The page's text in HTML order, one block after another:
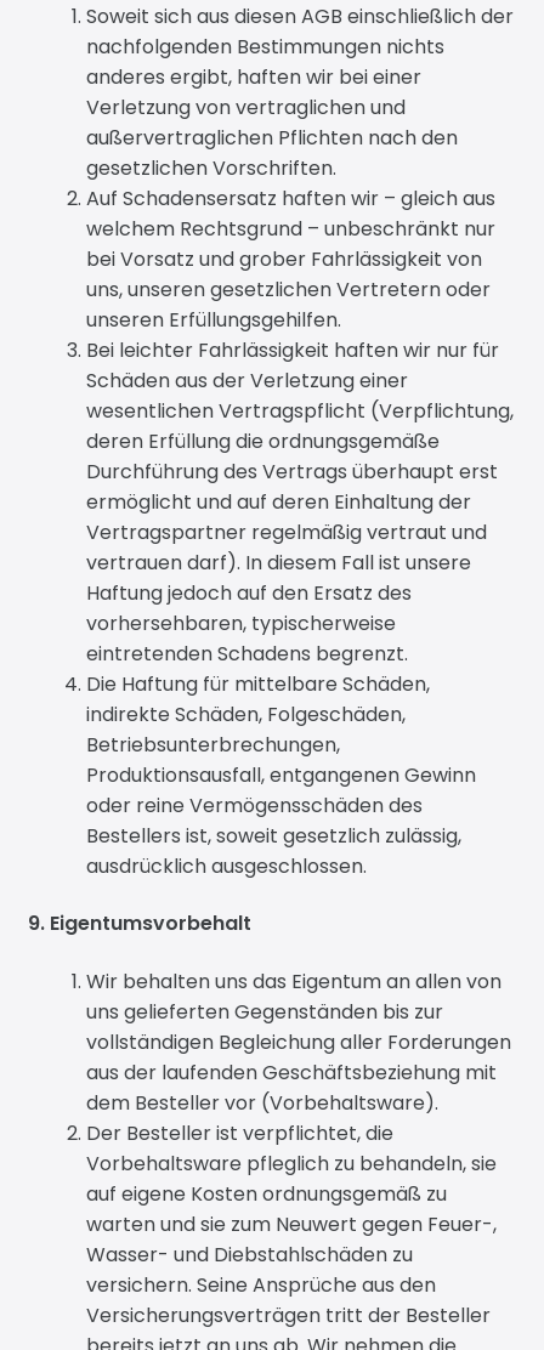
Soweit sich aus diesen AGB einschließlich der
nachfolgenden Bestimmungen nichts
anderes ergibt, haften wir bei einer
Verletzung von vertraglichen und
außervertraglichen Pflichten nach den
gesetzlichen Vorschriften.
Auf Schadensersatz haften wir – gleich aus
welchem Rechtsgrund – unbeschränkt nur
bei Vorsatz und grober Fahrlässigkeit von
uns, unseren gesetzlichen Vertretern oder
unseren Erfüllungsgehilfen.
Bei leichter Fahrlässigkeit haften wir nur für
Schäden aus der Verletzung einer
wesentlichen Vertragspflicht (Verpflichtung,
deren Erfüllung die ordnungsgemäße
Durchführung des Vertrags überhaupt erst
ermöglicht und auf deren Einhaltung der
Vertragspartner regelmäßig vertraut und
vertrauen darf). In diesem Fall ist unsere
Haftung jedoch auf den Ersatz des
vorhersehbaren, typischerweise
eintretenden Schadens begrenzt.
Die Haftung für mittelbare Schäden,
indirekte Schäden, Folgeschäden,
Betriebsunterbrechungen,
Produktionsausfall, entgangenen Gewinn
oder reine Vermögensschäden des
Bestellers ist, soweit gesetzlich zulässig,
ausdrücklich ausgeschlossen.
9. Eigentumsvorbehalt
Wir behalten uns das Eigentum an allen von
uns gelieferten Gegenständen bis zur
vollständigen Begleichung aller Forderungen
aus der laufenden Geschäftsbeziehung mit
dem Besteller vor (Vorbehaltsware).
Der Besteller ist verpflichtet, die
Vorbehaltsware pfleglich zu behandeln, sie
auf eigene Kosten ordnungsgemäß zu
warten und sie zum Neuwert gegen Feuer-,
Wasser- und Diebstahlschäden zu
versichern. Seine Ansprüche aus den
Versicherungsverträgen tritt der Besteller